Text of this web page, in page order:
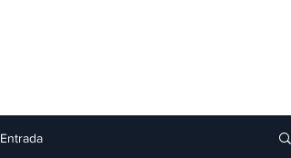
Entrada